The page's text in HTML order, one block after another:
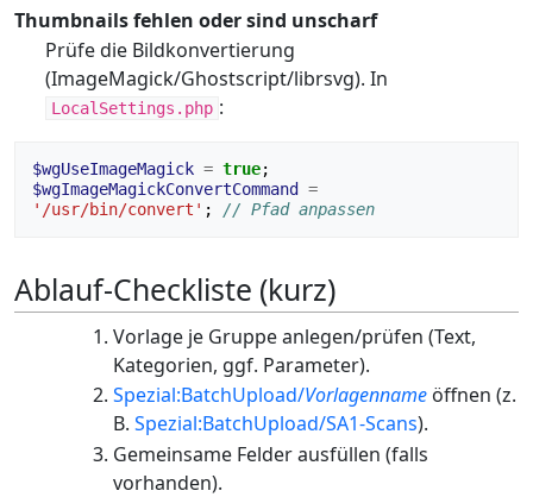
Thumbnails fehlen oder sind unscharf
Prüfe die Bildkonvertierung
(ImageMagick/Ghostscript/librsvg). In
LocalSettings.php :
$wgUseImageMagick = true;
$wgImageMagickConvertCommand
=
'/usr/bin/convert' ; // Pfad anpassen
Ablauf-Checkliste (kurz)
Vorlage je Gruppe anlegen/prüfen (Text,
Kategorien, ggf. Parameter).
Spezial:BatchUpload/Vorlagenname öffnen (z.
B.Spezial:BatchUpload/SA1-Scans).
Gemeinsame Felder ausfüllen (falls
vorhanden).